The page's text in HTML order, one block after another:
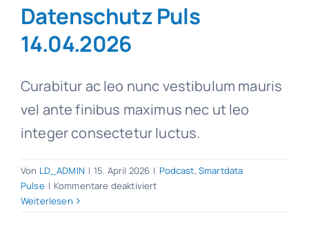
Datenschutz Puls
14.04.2026
Curabitur ac leo nunc vestibulum mauris
vel ante finibus maximus nec ut leo
integer consectetur luctus.
Von LD_ADMIN | 15. April 2026 | Podcast, Smartdata
Pulse | Kommentare deaktiviertfür
Weiterlesen